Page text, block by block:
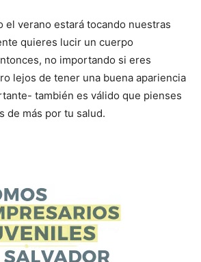
el verano estará tocando nuestras
quieres lucir un cuerpo
no importando si eres
lejos de tener una buena apariencia
también es válido que pienses
de más por tu salud.